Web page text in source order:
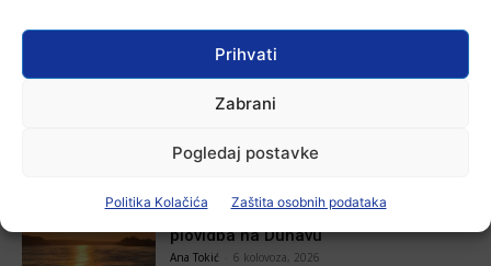
Prihvati
Zabrani
Pogledaj postavke
Politika Kolačića Zaštita osobnih podataka
U Županji održana Ljetna škola magije
Ana Tokić - 7 kolovoza, 2026
Aktualno
Zbog niskog vodostaja otežana
plovidba na Dunavu
Ana Tokić 6 kolovoza, 2026